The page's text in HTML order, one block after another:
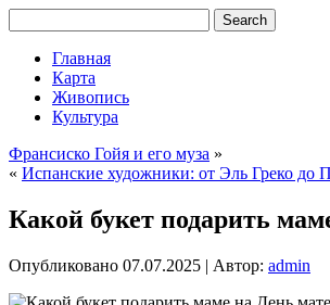
Главная
Карта
Живопись
Культура
Франсиско Гойя и его муза »
« Испанские художники: от Эль Греко до
Какой букет подарить
Опубликовано 07.07.2025 | Автор: admin